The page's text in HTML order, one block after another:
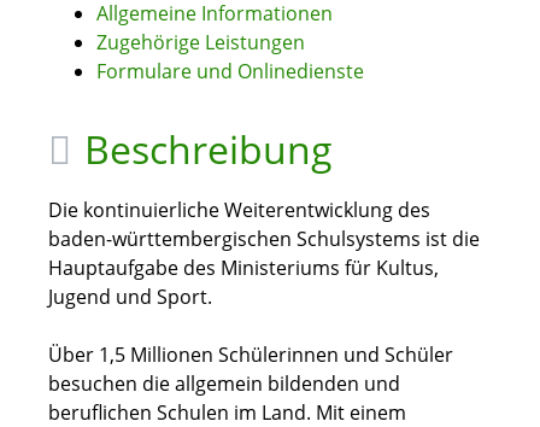
Allgemeine Informationen
Zugehörige Leistungen
Formulare und Onlinedienste
Beschreibung
Die kontinuierliche Weiterentwicklung des
baden-württembergischen Schulsystems ist die
Hauptaufgabe des Ministeriums für Kultus,
Jugend und Sport.
Über 1,5 Millionen Schülerinnen und Schüler
besuchen die allgemein bildenden und
beruflichen Schulen im Land. Mit einem